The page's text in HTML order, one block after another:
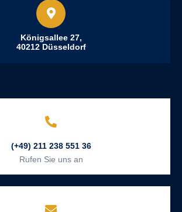
Königsallee 27,
40212 Düsseldorf
(+49) 211 238 551 36
Rufen Sie uns an